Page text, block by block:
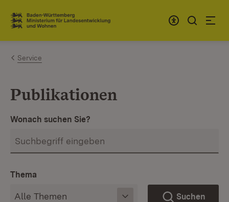
Zum Inhalt springen
Link zur Startseite
Service
Publikationen
Wonach suchen Sie?
Thema
Suchen